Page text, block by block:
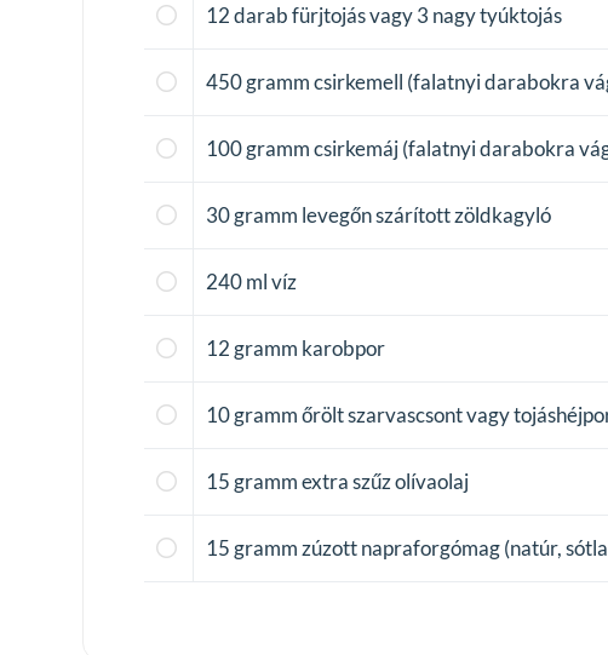
12darab fürjtojás vagy 3 nagy tyúktojás
450gramm csirkemell (falatnyi darabokra
100gramm csirkemáj (falatnyi darabokra
30gramm levegőn szárított zöldkagyló
240ml víz
12 gramm karobpor
10gramm őrölt szarvascsont vagy
15 gramm extra szűz olívaolaj
15 gramm zúzott napraforgómag (natúr,